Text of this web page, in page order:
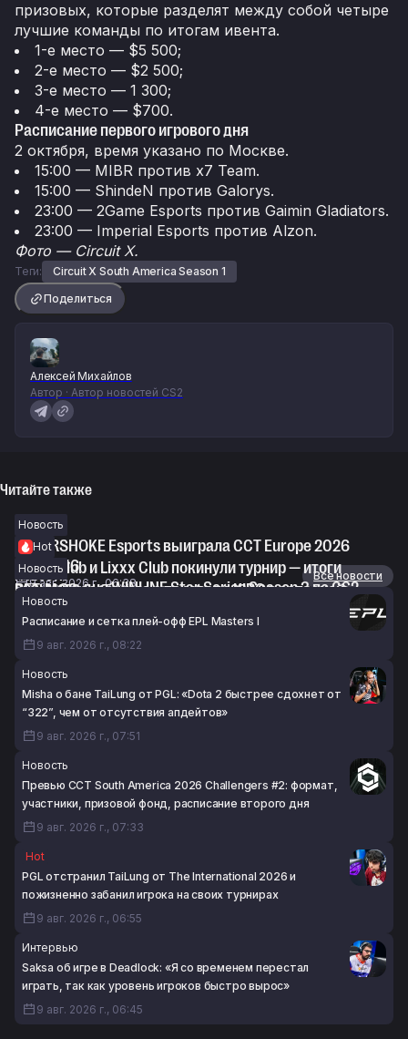
призовых, которые разделят между собой четыре
лучшие команды по итогам ивента.
1-е место — $5 500;
2-е место — $2 500;
3-е место — 1 300;
4-е место — $700.
Расписание первого игрового дня
2 октября, время указано по Москве.
15:00 — MIBR против x7 Team.
15:00 — ShindeN против Galorys.
23:00 — 2Game Esports против Gaimin Gladiators.
23:00 — Imperial Esports против Alzon.
Фото — Circuit X.
Теги:
Circuit X South America Season 1
Поделиться
Алексей Михайлов
Автор · Автор новостей CS2
Читайте также
Новость
CYBERSHOKE Esports выиграла CCT Europe 2026
Series #6
9 авг. 2026 г., 06:38
Hot
shoke Club и Lixxx Club покинули турнир — итоги
восьмого дня WINLINE Star Series Season 3 по CS2
8 авг. 2026 г., 18:45
Новость
BET-M 33 сообщила о переводе KIRO в запасной
состав по CS2
8 авг. 2026 г., 17:25
Новости
Все новости
Новость
Расписание и сетка плей-офф EPL Masters I
9 авг. 2026 г., 08:22
Новость
Misha о бане TaiLung от PGL: «Dota 2 быстрее сдохнет от
“322”, чем от отсутствия апдейтов»
9 авг. 2026 г., 07:51
Новость
Превью CCT South America 2026 Challengers #2: формат,
участники, призовой фонд, расписание второго дня
9 авг. 2026 г., 07:33
Hot
PGL отстранил TaiLung от The International 2026 и
пожизненно забанил игрока на своих турнирах
9 авг. 2026 г., 06:55
Интервью
Saksa об игре в Deadlock: «Я со временем перестал
играть, так как уровень игроков быстро вырос»
9 авг. 2026 г., 06:45